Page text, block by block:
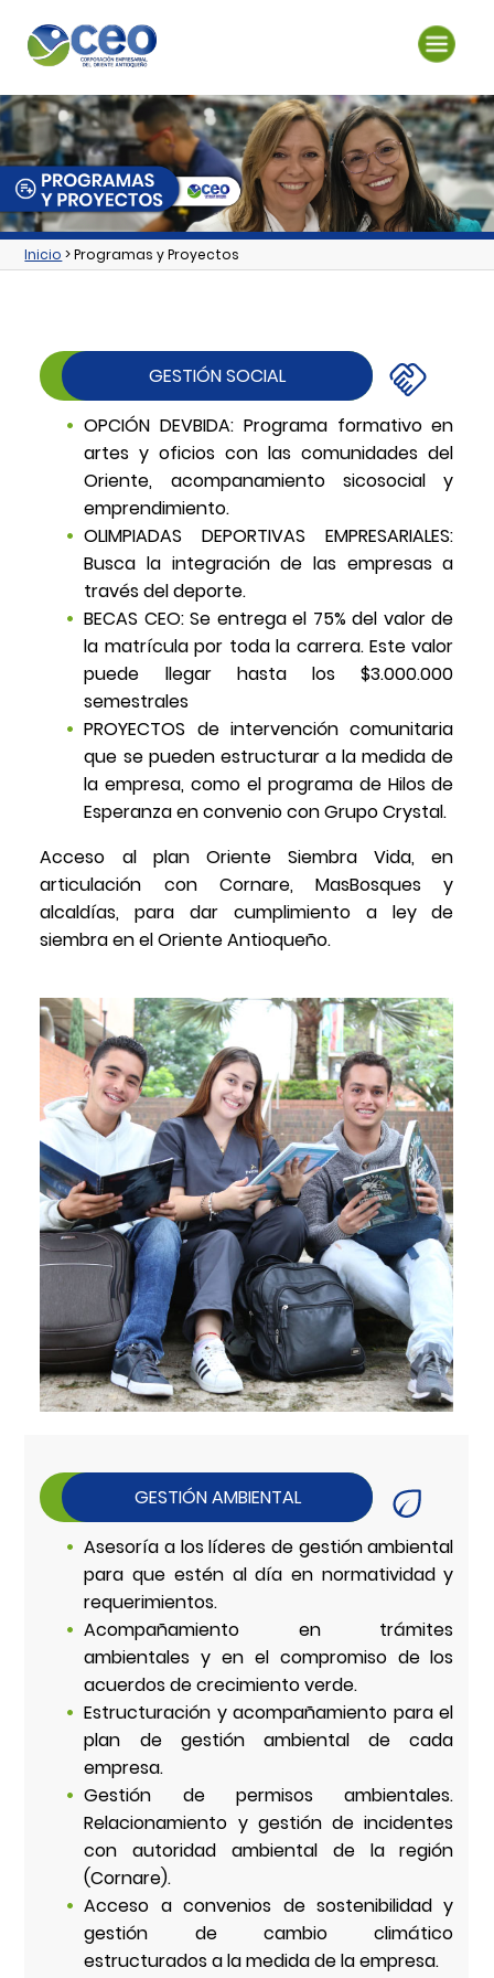
Inicio > Programas y Proyectos
GESTIÓN SOCIAL
OPCIÓN DEVBIDA: Programa formativo en
artes y oficios con las comunidades del
Oriente, acompanamiento sicosocial y
emprendimiento.
OLIMPIADAS DEPORTIVAS EMPRESARIALES:
Busca la integración de las empresas a
través del deporte.
BECAS CEO: Se entrega el 75% del valor de
la matrícula por toda la carrera. Este valor
puede llegar hasta los $3.000.000
semestrales
PROYECTOS de intervención comunitaria
que se pueden estructurar a la medida de
la empresa, como el programa de Hilos de
Esperanza en convenio con Grupo Crystal.
Acceso al plan Oriente Siembra Vida, en
articulación con Cornare, MasBosques y
alcaldías, para dar cumplimiento a ley de
siembra en el Oriente Antioqueño.
GESTIÓN AMBIENTAL
Asesoría a los líderes de gestión ambiental
para que estén al día en normatividad y
requerimientos.
Acompañamiento en trámites
ambientales y en el compromiso de los
acuerdos de crecimiento verde.
Estructuración y acompañamiento para el
plan de gestión ambiental de cada
empresa.
Gestión de permisos ambientales.
Relacionamiento y gestión de incidentes
con autoridad ambiental de la región
(Cornare).
Acceso a convenios de sostenibilidad y
gestión de cambio climático
estructurados a la medida de la empresa.